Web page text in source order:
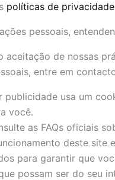
políticas de privacidade
pessoais,
de nossas
entre em
usa um
você.
as FAQs oficiais
deste
para garantir que
possam ser do seu